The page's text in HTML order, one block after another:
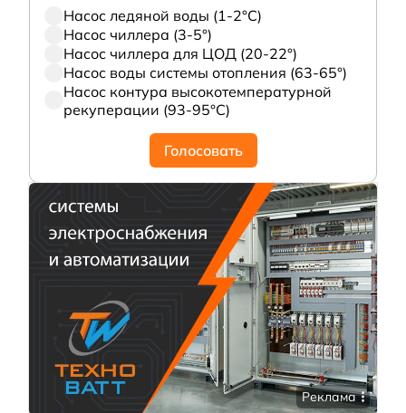
Насос ледяной воды (1-2°С)
Насос чиллера (3-5°)
Насос чиллера для ЦОД (20-22°)
Насос воды системы отопления (63-65°)
Насос контура высокотемпературной
рекуперации (93-95°С)
Голосовать
Реклама